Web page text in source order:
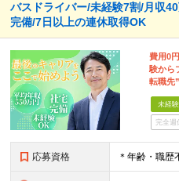
バスドライバー/未経験7割/月収
完備/7日以上の連休取得OK
費用0
験から
転職先
未経
完全週
応募資格